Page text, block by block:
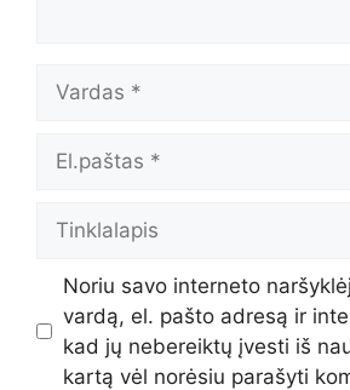
Noriu savo interneto
vardą, el. pašto adresą ir
kad jų nebereiktų įvesti iš
kartą vėl norėsiu parašyti